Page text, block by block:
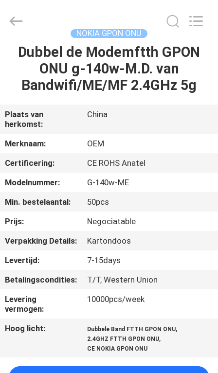
HUIS
PRODUCTEN
ONGEVEER
ONS
FABRIEKSREIS
CONTACTEER
ONS
OM
EEN
LIMITED.
NOKIA GPON ONU
Dubbel de Modemftth GPON
ONU g-140w-M.D. van
Bandwifi/ME/MF 2.4GHz 5g
Plaats van
herkomst:
China
Merknaam:
OEM
Certificering:
CE ROHS Anatel
Modelnummer:
G-140w-ME
Min. bestelaantal:
50pcs
Prijs:
Negociatable
Verpakking Details:
Kartondoos
Levertijd:
7-15days
Betalingscondities:
T/T, Western Union
Levering
vermogen:
10000pcs/week
Hoog licht: Dubbele Band FTTH GPON ONU,
2.4GHZ FTTH GPON ONU,
CE NOKIA GPON ONU